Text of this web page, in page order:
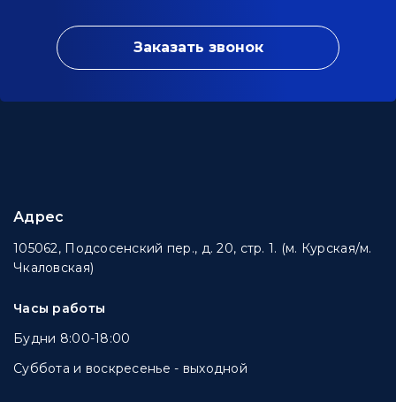
Заказать звонок
Адрес
105062, Подсосенский пер., д. 20, стр. 1. (м. Курская/м.
Чкаловская)
Часы работы
Будни 8:00-18:00
Суббота и воскресенье - выходной